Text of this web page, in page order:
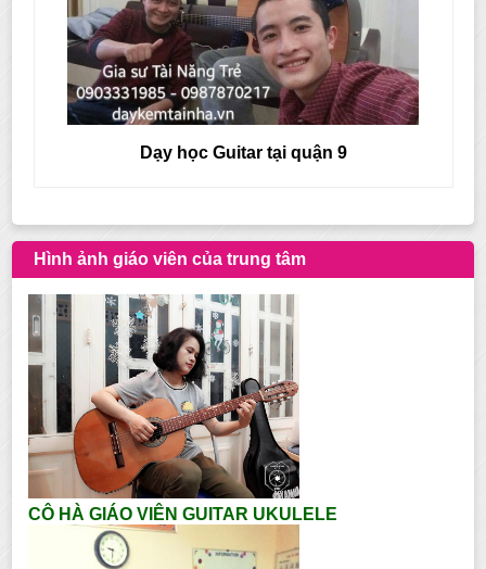
Dạy học Guitar tại quận 9
Hình ảnh giáo viên của trung tâm
CÔ HÀ GIÁO VIÊN GUITAR UKULELE